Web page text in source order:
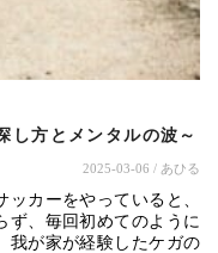
し方とメンタルの波～
2025-03-06 / あひる
カーをやっていると、
ず、毎回初めてのように
我が家が経験したケガの